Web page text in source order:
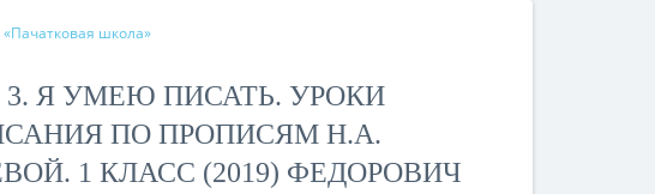
школа»
Я УМЕЮ ПИСАТЬ. УРОКИ
ПО ПРОПИСЯМ Н.А.
1 КЛАСС (2019) ФЕДОРОВИЧ